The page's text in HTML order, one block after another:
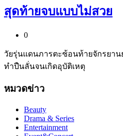
สุดท้ายจบแบบไม่สวย
0
วัยรุ่นแดนภารตะซ้อนท้ายจักรยา
ทำปืนลั่นจนเกิดอุบัติเหตุ
หมวดข่าว
Beauty
Drama & Series
Entertainment